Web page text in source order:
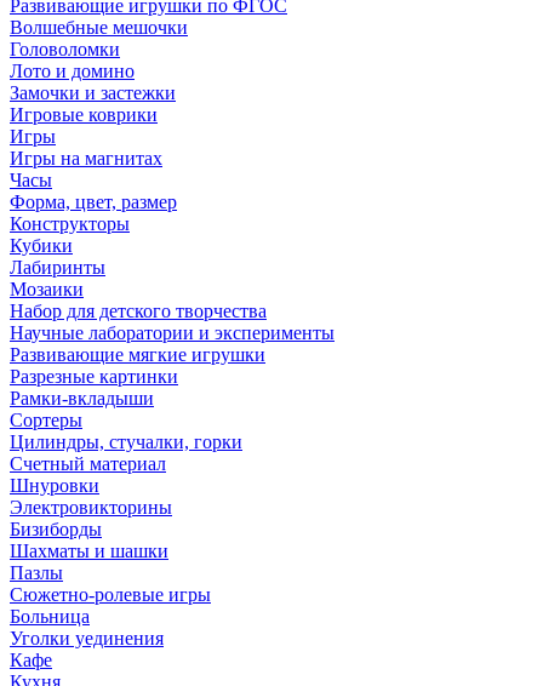
Развивающие игрушки по ФГОС
Волшебные мешочки
Головоломки
Лото и домино
Замочки и застежки
Игровые коврики
Игры
Игры на магнитах
Часы
Форма, цвет, размер
Конструкторы
Кубики
Лабиринты
Мозаики
Набор для детского творчества
Научные лаборатории и эксперименты
Развивающие мягкие игрушки
Разрезные картинки
Рамки-вкладыши
Сортеры
Цилиндры, стучалки, горки
Счетный материал
Шнуровки
Электровикторины
Бизиборды
Шахматы и шашки
Пазлы
Сюжетно-ролевые игры
Больница
Уголки уединения
Кафе
Кухня